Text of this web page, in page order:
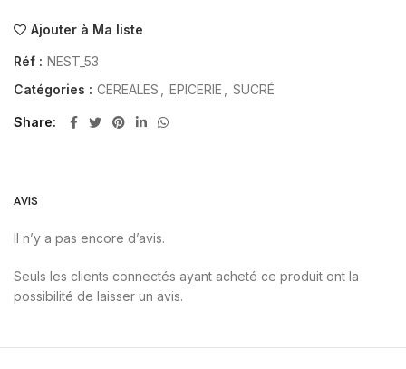
Ajouter à Ma liste
Réf : NEST_53
Catégories : CEREALES EPICERIE SUCRÉ
Share
AVIS
Il n’y a pas encore d’avis.
Seuls les clients connectés ayant acheté ce produit ont la
possibilité de laisser un avis.